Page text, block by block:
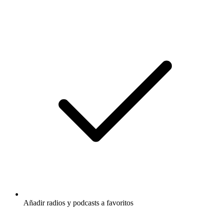
Añadir radios y podcasts a favoritos